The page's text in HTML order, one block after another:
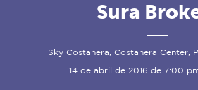
Sura
Sky Costanera, Costanera Center,
14 de abril de 2016 de 7:00